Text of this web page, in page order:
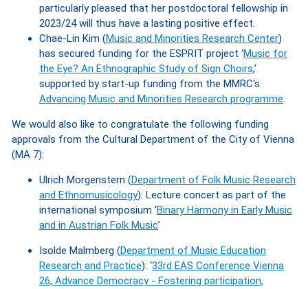
particularly pleased that her postdoctoral fellowship in
2023/24 will thus have a lasting positive effect.
Chae-Lin Kim (Music and Minorities Research Center)
has secured funding for the ESPRIT project ‘Music for
the Eye? An Ethnographic Study of Sign Choirs,’
supported by start-up funding from the MMRC's
Advancing Music and Minorities Research programme.
We would also like to congratulate the following funding
approvals from the Cultural Department of the City of Vienna
(MA 7):
Ulrich Morgenstern (Department of Folk Music Research
and Ethnomusicology): Lecture concert as part of the
international symposium ‘Binary Harmony in Early Music
and in Austrian Folk Music’
Isolde Malmberg (Department of Music Education
Research and Practice): ‘33rd EAS Conference Vienna
26, Advance Democracy - Fostering participation,